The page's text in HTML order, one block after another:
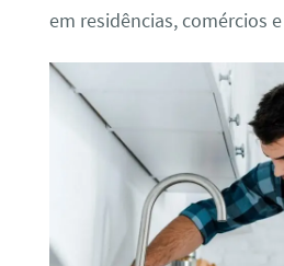
em residências, comércios